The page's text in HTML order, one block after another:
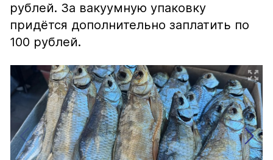
рублей. За вакуумную упаковку
придётся дополнительно заплатить по
100 рублей.